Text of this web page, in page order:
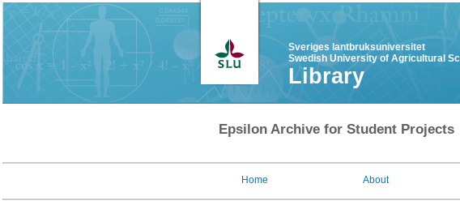
Sveriges lantbruksuniversitet
Swedish University of Agricultural
Library
Epsilon Archive for Student Projects
Home About